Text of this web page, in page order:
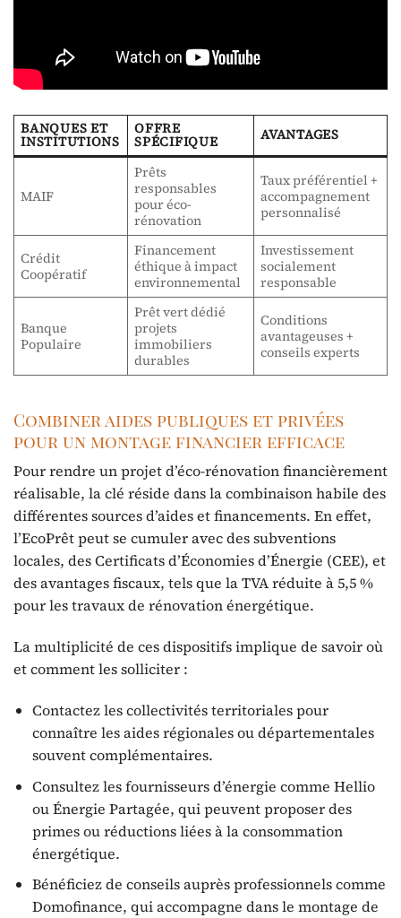
BANQUES ET
INSTITUTIONS
OFFRE
SPÉCIFIQUE AVANTAGES
MAIF
Prêts
responsables
pour éco-
rénovation
Taux préférentiel +
accompagnement
personnalisé
Crédit
Coopératif
Financement
éthique à impact
environnemental
Investissement
socialement
responsable
Banque
Populaire
Prêt vert dédié
projets
immobiliers
durables
Conditions
avantageuses +
conseils experts
Combiner aides publiques et privées
pour un montage financier efficace
Pour rendre un projet d’éco-rénovation financièrement
réalisable, la clé réside dans la combinaison habile des
différentes sources d’aides et financements. En effet,
l’EcoPrêt peut se cumuler avec des subventions
locales, des Certificats d’Économies d’Énergie (CEE), et
des avantages fiscaux, tels que la TVA réduite à 5,5 %
pour les travaux de rénovation énergétique.
La multiplicité de ces dispositifs implique de savoir où
et comment les solliciter :
Contactez les collectivités territoriales pour
connaître les aides régionales ou départementales
souvent complémentaires.
Consultez les fournisseurs d’énergie comme Hellio
ou Énergie Partagée, qui peuvent proposer des
primes ou réductions liées à la consommation
énergétique.
Bénéficiez de conseils auprès professionnels comme
Domofinance, qui accompagne dans le montage de